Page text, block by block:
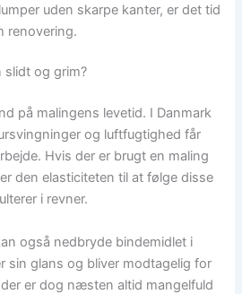
uden skarpe kanter, er det tid
renovering.
slidt og grim?
på malingens levetid. I Danmark
og luftfugtighed får
Hvis der er brugt en maling
den elasticiteten til at følge disse
i revner.
også nedbryde bindemidlet i
sin glans og bliver modtagelig for
er dog næsten altid mangelfuld